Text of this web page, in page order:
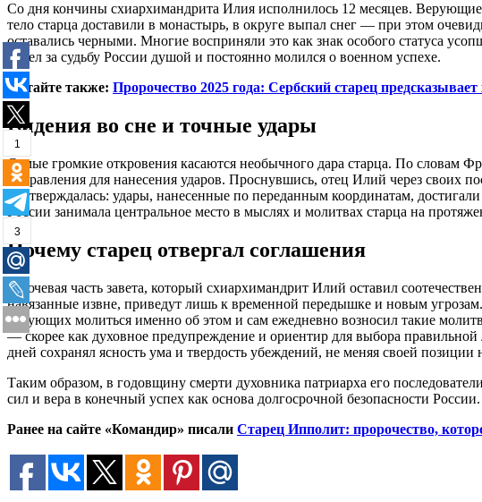
1
3
Со дня кончины схиархимандрита Илия исполнилось 12 месяцев.
тело старца доставили в монастырь, в округе выпал снег — при этом
оставались черными. Многие восприняли это как знак особого статуса
болел за судьбу России душой и постоянно молился о военном успехе.
Читайте также: Пророчество 2025 года: Сербский старец
Видения во сне и точные удары
Самые громкие откровения касаются необычного дара старца. По словам
направления для нанесения ударов. Проснувшись, отец Илий через своих
подтверждалась: удары, нанесенные по переданным координатам,
России занимала центральное место в мыслях и молитвах старца на
Почему старец отвергал соглашения
Ключевая часть завета, который схиархимандрит Илий оставил
навязанные извне, приведут лишь к временной передышке и новым
верующих молиться именно об этом и сам ежедневно возносил такие
— скорее как духовное предупреждение и ориентир для выбора
дней сохранял ясность ума и твердость убеждений, не меняя своей
Таким образом, в годовщину смерти духовника патриарха его
сил и вера в конечный успех как основа долгосрочной безопасности России.
Ранее на сайте «Командир» писали Старец Ипполит: пророчество,